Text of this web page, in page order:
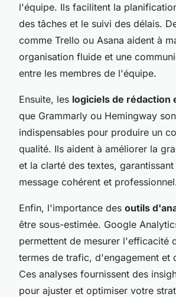
l'équipe. Ils facilitent la
des tâches et le suivi des délais.
comme Trello ou Asana aident à
organisation fluide et une
entre les membres de l'équipe.
Ensuite, les logiciels de rédaction
que Grammarly ou Hemingway
indispensables pour produire un
qualité. Ils aident à améliorer la
et la clarté des textes, garantissant
message cohérent et
Enfin, l'importance des outils
être sous-estimée. Google
permettent de mesurer l'efficacité
termes de trafic, d'engagement et
Ces analyses fournissent des
pour ajuster et optimiser votre